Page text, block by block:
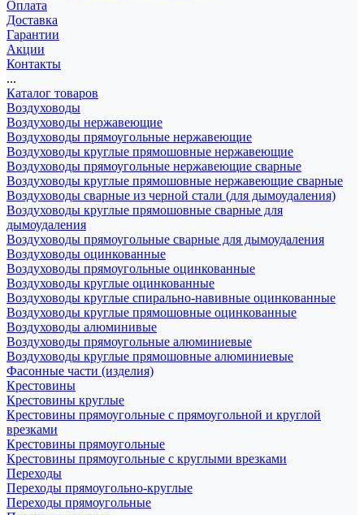
Оплата
Доставка
Гарантии
Акции
Контакты
...
Каталог товаров
Воздуховоды
Воздуховоды нержавеющие
Воздуховоды прямоугольные нержавеющие
Воздуховоды круглые прямошовные нержавеющие
Воздуховоды прямоугольные нержавеющие сварные
Воздуховоды круглые прямошовные нержавеющие сварные
Воздуховоды сварные из черной стали (для дымоудаления)
Воздуховоды круглые прямошовные сварные для
дымоудаления
Воздуховоды прямоугольные сварные для дымоудаления
Воздуховоды оцинкованные
Воздуховоды прямоугольные оцинкованные
Воздуховоды круглые оцинкованные
Воздуховоды круглые спирально-навивные оцинкованные
Воздуховоды круглые прямошовные оцинкованные
Воздуховоды алюминивые
Воздуховоды прямоугольные алюминиевые
Воздуховоды круглые прямошовные алюминиевые
Фасонные части (изделия)
Крестовины
Крестовины круглые
Крестовины прямоугольные с прямоугольной и круглой
врезками
Крестовины прямоугольные
Крестовины прямоугольные с круглыми врезками
Переходы
Переходы прямоугольно-круглые
Переходы прямоугольные